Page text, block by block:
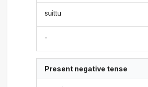
suittu
-
Present negative tense